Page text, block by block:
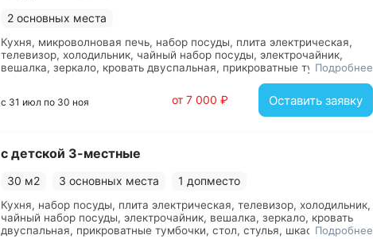
2 основных места
Кухня, микроволновая печь, набор посуды, плита электрическая,
телевизор, холодильник, чайный набор посуды, электрочайник,
вешалка, зеркало, кровать двуспальная, прикроватные тумбочки,
Подробнее
с 31 июл по 30 ноя от 7 000 ₽ Оставить заявку
с детской 3-местные
30 м2 3 основных места 1 допместо
Кухня, набор посуды, плита электрическая, телевизор, холодильник,
чайный набор посуды, электрочайник, вешалка, зеркало, кровать
двуспальная, прикроватные тумбочки, стол, стулья, шкаф, с душем,
Подробнее